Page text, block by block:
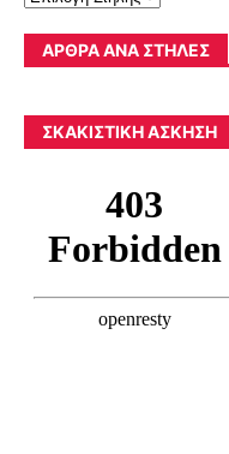
ΆΡΘΡΑ ΑΝΆ ΣΤΉΛΕΣ
ΣΚΑΚΙΣΤΙΚΉ ΆΣΚΗΣΗ